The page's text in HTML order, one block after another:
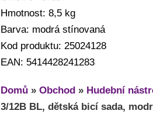
Hmotnost: 8,5 kg
Barva: modrá stínovaná
Kod produktu: 25024128
EAN: 5414428241283
Domů » Obchod » Hudební
3/12B BL, dětská bicí sada,